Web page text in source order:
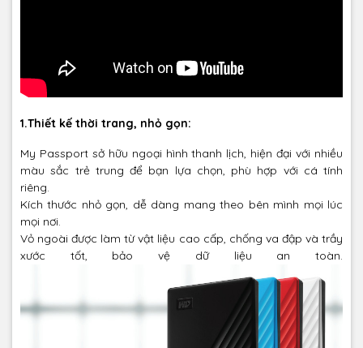
1.Thiết kế thời trang, nhỏ gọn:
My Passport sở hữu ngoại hình thanh lịch, hiện đại với nhiều
màu sắc trẻ trung để bạn lựa chọn, phù hợp với cá tính
riêng.
Kích thước nhỏ gọn, dễ dàng mang theo bên mình mọi lúc
mọi nơi.
Vỏ ngoài được làm từ vật liệu cao cấp, chống va đập và trầy
xước tốt, bảo vệ dữ liệu an toàn.